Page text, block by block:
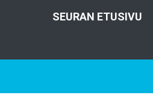
SEURAN ETUSIVU